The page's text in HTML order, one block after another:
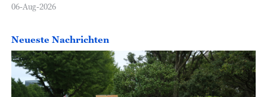
06-Aug-2026
Neueste Nachrichten